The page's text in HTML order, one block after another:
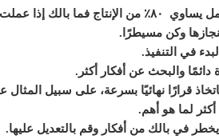
وكن مسيطرًا.
في التنفيذ.
دائمًا والبحث عن أفكار أكثر.
قرارًا نهائيًا بسرعة، على سبيل المثال
أكثر لما هو أهم.
في بالك من أفكار وقم بالتعديل عليها.